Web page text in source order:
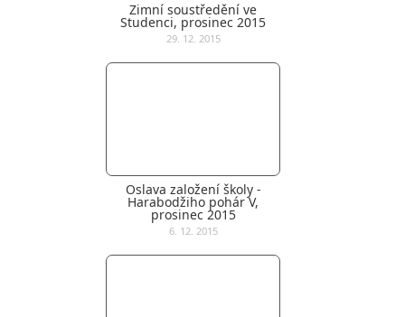
Zimní soustředění ve
Studenci, prosinec 2015
29. 12. 2015
Oslava založení školy -
Harabodžiho pohár V,
prosinec 2015
6. 12. 2015